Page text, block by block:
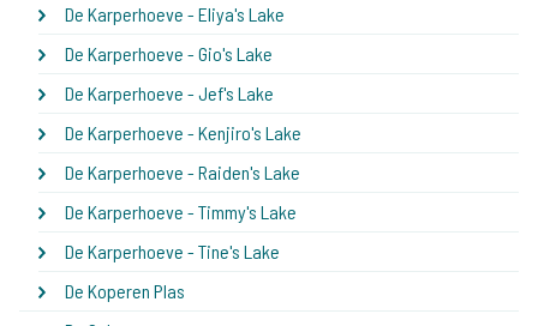
De Karperhoeve - Eliya's Lake
De Karperhoeve - Gio's Lake
De Karperhoeve - Jef's Lake
De Karperhoeve - Kenjiro's Lake
De Karperhoeve - Raiden's Lake
De Karperhoeve - Timmy's Lake
De Karperhoeve - Tine's Lake
De Koperen Plas